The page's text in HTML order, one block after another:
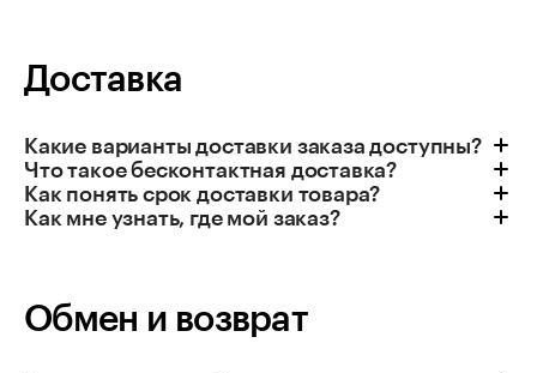
Доставка
Какие варианты доставки заказа доступны?
Что такое бесконтактная доставка?
Как понять срок доставки товара?
Как мне узнать, где мой заказ?
Обмен и возврат